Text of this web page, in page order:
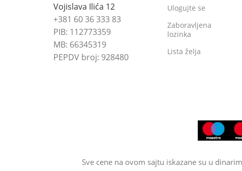
Vojislava Ilića 12
+381 60 36 333 83
PIB: 112773359
MB: 66345319
PEPDV broj: 928480
Ulogujte se
Zaboravljena
lozinka
Lista želja
Sve cene na ovom sajtu iskazane su u